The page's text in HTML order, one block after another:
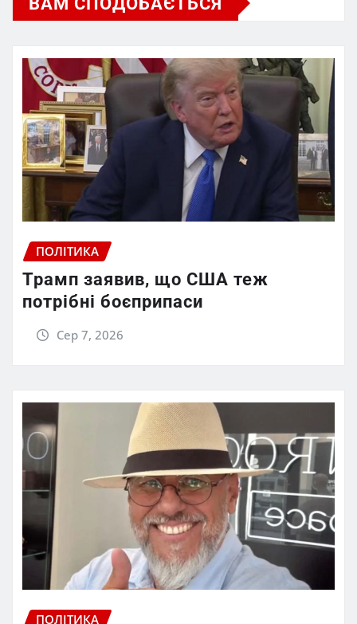
ПОЛІТИКА
Трамп заявив, що США теж
потрібні боєприпаси
Сер 7, 2026
ПОЛІТИКА